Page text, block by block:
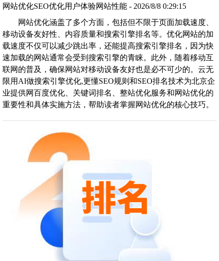
网站优化SEO优化用户体验网站性能 - 2026/8/8 0:29:15
网站优化涵盖了多个方面，包括但不限于页面加载速度、
移动设备友好性、内容质量和搜索引擎排名等。优化网站的加
载速度不仅可以减少跳出率，还能提高搜索引擎排名，因为快
速加载的网站通常会受到搜索引擎的青睐。此外，随着移动互
联网的普及，确保网站对移动设备友好也是必不可少的。云无
限用AI做搜索引擎优化,更懂SEO规则和SEO排名技术为北京企
业提供网百度优化、关键词排名、整站优化服务和网站优化的
重要性和具体实施方法，帮助读者掌握网站优化的核心技巧。